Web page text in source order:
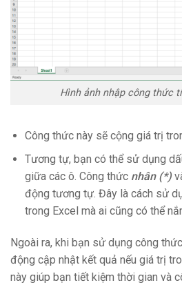
Hình ảnh nhập công thức
Công thức này sẽ cộng giá trị
Tương tự, bạn có thể sử dụng
giữa các ô. Công thức nhân (*)
động tương tự. Đây là cách sử
trong Excel mà ai cũng có thể
Ngoài ra, khi bạn sử dụng công
động cập nhật kết quả nếu giá trị
này giúp bạn tiết kiệm thời gian và